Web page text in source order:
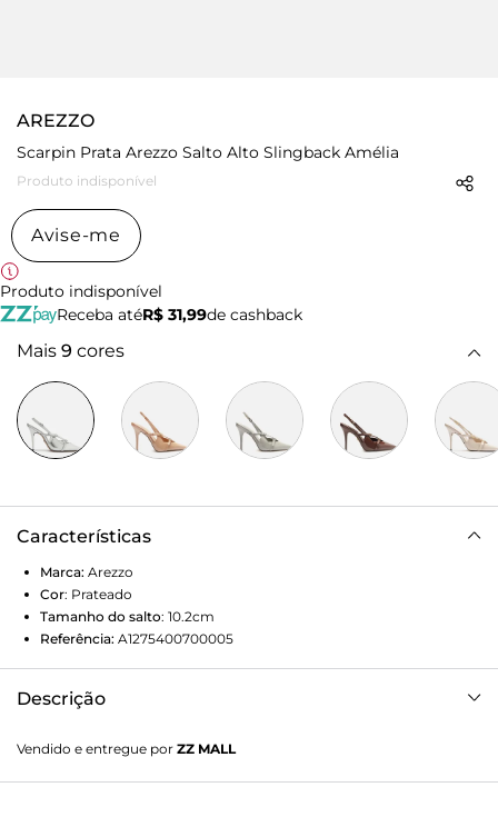
AREZZO
Scarpin Prata Arezzo Salto Alto Slingback Amélia
Produto indisponível
Avise-me
Produto indisponível
Receba atéR$ 31,99de cashback
Mais 9 cores
Características
Marca: Arezzo
Cor: Prateado
Tamanho do salto: 10.2cm
Referência: A1275400700005
Descrição
Aberto, traz recorte geométrico no cabedal. Possui tira fina
conectada ao cabedal, que segue pelas laterais, contorna o
Vendido e entregue por ZZ MALL